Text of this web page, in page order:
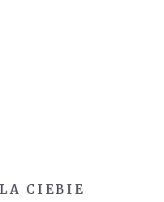
CIEBIE